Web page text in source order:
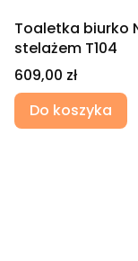
Toaletka biurko
stelażem T104
Cena
609,00 zł
Do koszyka